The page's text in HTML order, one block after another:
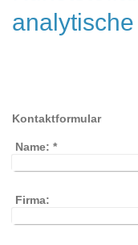
Kontaktformular
Name: *
Firma: